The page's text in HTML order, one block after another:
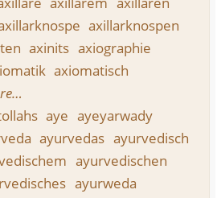
axillarknospen
axinits axiographie
axiomatisch
aye ayeyarwady
ayurvedas ayurvedisch
ayurvedischen
ayurweda